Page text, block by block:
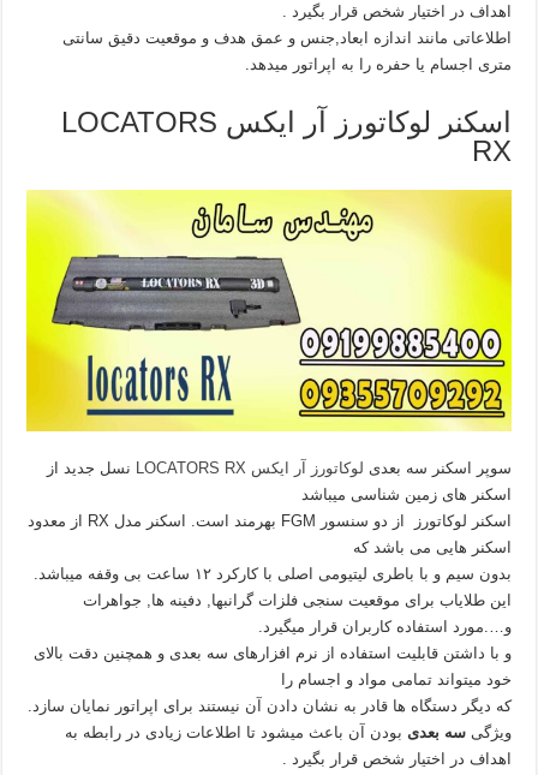
اهداف در اختیار شخص قرار بگیرد .
اطلاعاتی مانند اندازه ابعاد,جنس و عمق هدف و موقعیت دقیق سانتی
متری اجسام یا حفره را به اپراتور میدهد.
اسکنر لوکاتورز آر ایکس LOCATORS
RX
سوپر اسکنر سه بعدی لوکاتورز آر ایکس LOCATORS RX
نسل جدید از
اسکنر های زمین شناسی میباشد
اسکنر لوکاتورز از دو سنسور FGM بهرمند است. اسکنر مدل RX از معدود
اسکنر هایی می باشد که
بدون سیم و با باطری لیتیومی اصلی با کارکرد ۱۲ ساعت بی وقفه میباشد.
این طلایاب برای موقعیت سنجی فلزات گرانبها, دفینه ها, جواهرات
و….مورد استفاده کاربران قرار میگیرد.
و با داشتن قابلیت استفاده از نرم افزارهای سه بعدی و همچنین دقت بالای
خود میتواند تمامی مواد و اجسام را
که دیگر دستگاه ها قادر به نشان دادن آن نیستند برای اپراتور نمایان سازد.
ویژگیسه بعدی بودن آن باعث میشود تا اطلاعات زیادی در رابطه به
اهداف در اختیار شخص قرار بگیرد .